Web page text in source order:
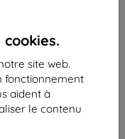
site web.
fonctionnement
aident à
le contenu